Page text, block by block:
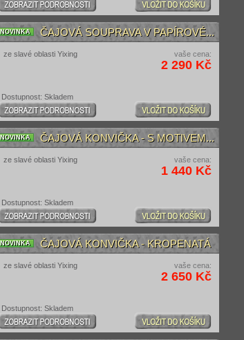
NOVINKA ČAJOVÁ SOUPRAVA V PAPÍROVÉ...
ze slavé oblasti Yixing vaše cena:
2 290 Kč
Dostupnost: Skladem
NOVINKA ČAJOVÁ KONVIČKA - S MOTIVEM...
ze slavé oblasti Yixing vaše cena:
1 440 Kč
Dostupnost: Skladem
NOVINKA ČAJOVÁ KONVIČKA - KROPENATÁ
ze slavé oblasti Yixing vaše cena:
2 650 Kč
Dostupnost: Skladem